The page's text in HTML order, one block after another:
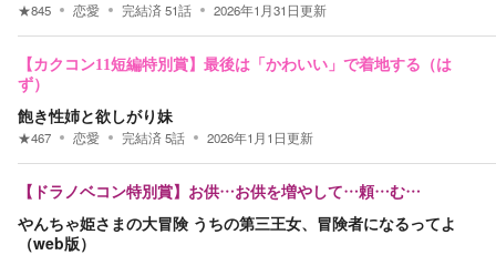
★845 恋愛 完結済51話 2026年1月31日更新
【カクコン11短編特別賞】最後は「かわいい」で着地する（は
ず）
飽き性姉と欲しがり妹
★467 恋愛 完結済5話 2026年1月1日更新
【ドラノベコン特別賞】お供…お供を増やして…頼…む…
やんちゃ姫さまの大冒険 うちの第三王女、冒険者になるってよ
（web版）